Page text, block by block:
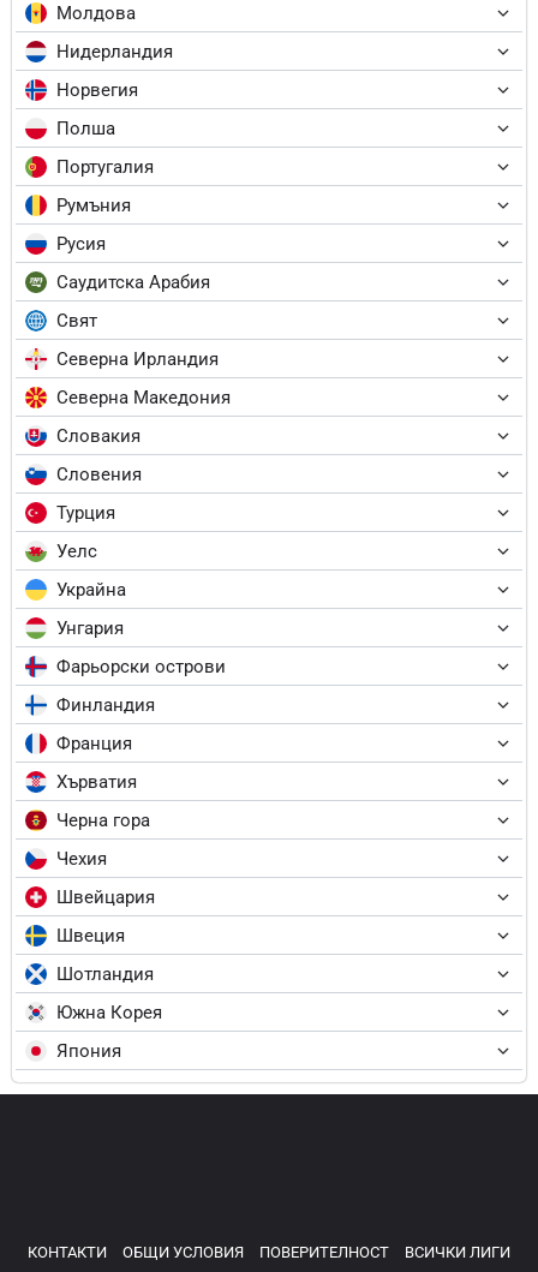
Молдова
Нидерландия
Норвегия
Полша
Португалия
Румъния
Русия
Саудитска Арабия
Свят
Северна Ирландия
Северна Македония
Словакия
Словения
Турция
Уелс
Украйна
Унгария
Фарьорски острови
Финландия
Франция
Хърватия
Черна гора
Чехия
Швейцария
Швеция
Шотландия
Южна Корея
Япония
КОНТАКТИ ОБЩИ УСЛОВИЯ ПОВЕРИТЕЛНОСТ ВСИЧКИ ЛИГИ